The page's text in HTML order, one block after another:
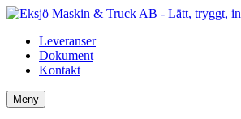
Leveranser
Dokument
Kontakt
Meny